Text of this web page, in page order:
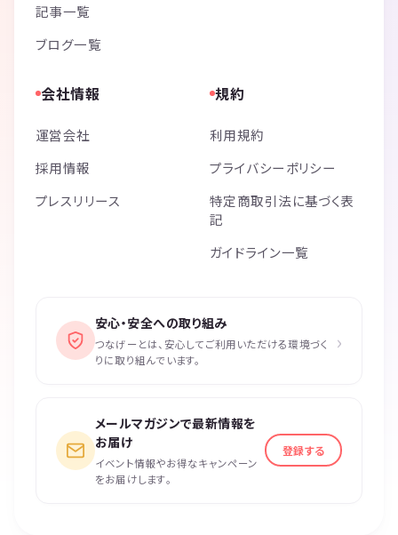
記事一覧
ブログ一覧
会社情報
運営会社
採用情報
プレスリリース
規約
利用規約
プライバシーポリシー
特定商取引法に基づく表
記
ガイドライン一覧
安心・安全への取り組み
つなげーとは、安心してご利用いただける環境づく
りに取り組んでいます。
›
メールマガジンで最新情報を
お届け
イベント情報やお得なキャンペーン
をお届けします。
登録する